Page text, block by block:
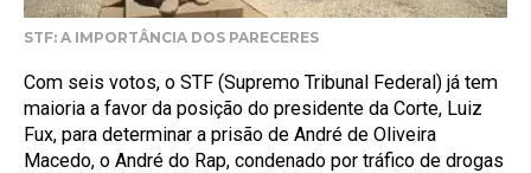
STF: A IMPORTÂNCIA DOS PARECERES
Com seis votos, o STF (Supremo Tribunal Federal) já tem
maioria a favor da posição do presidente da Corte, Luiz
Fux, para determinar a prisão de André de Oliveira
Macedo, o André do Rap, condenado por tráfico de drogas